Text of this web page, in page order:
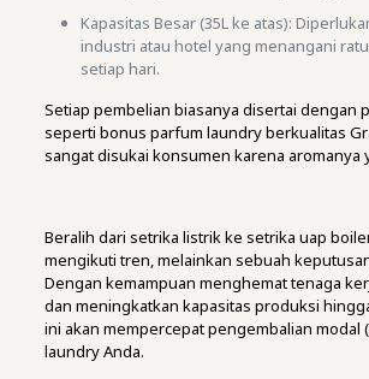
Kapasitas Besar (35L ke atas):
industri atau hotel yang menangani
setiap hari.
Setiap pembelian biasanya disertai dengan
seperti bonus parfum laundry berkualitas
sangat disukai konsumen karena aromanya
Beralih dari setrika listrik ke setrika uap
mengikuti tren, melainkan sebuah
Dengan kemampuan menghemat tenaga
dan meningkatkan kapasitas produksi
ini akan mempercepat pengembalian modal
laundry Anda.